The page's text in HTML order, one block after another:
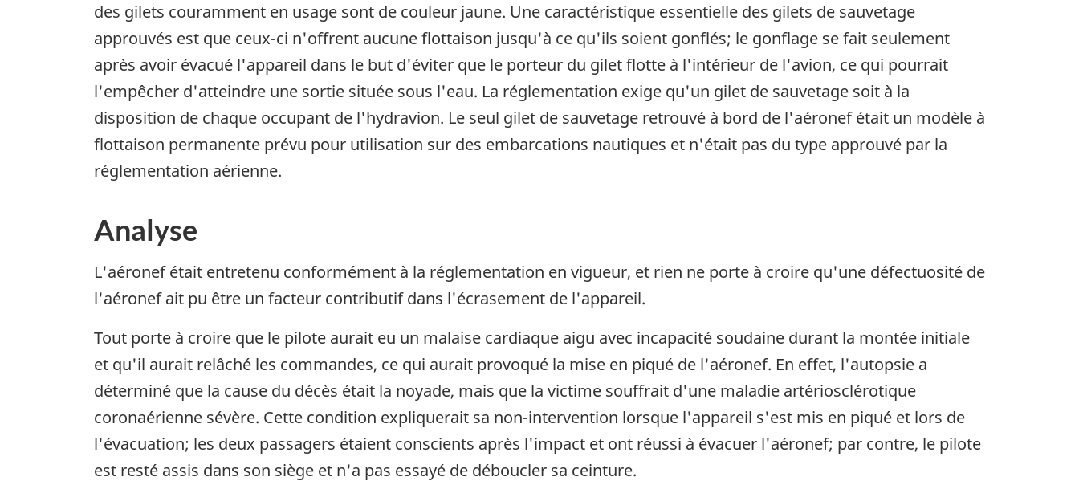
des gilets couramment en usage sont de couleur jaune. Une caractéristique essentielle des gilets de sauvetage
approuvés est que ceux-ci n'offrent aucune flottaison jusqu'à ce qu'ils soient gonflés; le gonflage se fait seulement
après avoir évacué l'appareil dans le but d'éviter que le porteur du gilet flotte à l'intérieur de l'avion, ce qui pourrait
l'empêcher d'atteindre une sortie située sous l'eau. La réglementation exige qu'un gilet de sauvetage soit à la
disposition de chaque occupant de l'hydravion. Le seul gilet de sauvetage retrouvé à bord de l'aéronef était un modèle à
flottaison permanente prévu pour utilisation sur des embarcations nautiques et n'était pas du type approuvé par la
réglementation aérienne.
Analyse
L'aéronef était entretenu conformément à la réglementation en vigueur, et rien ne porte à croire qu'une défectuosité de
l'aéronef ait pu être un facteur contributif dans l'écrasement de l'appareil.
Tout porte à croire que le pilote aurait eu un malaise cardiaque aigu avec incapacité soudaine durant la montée initiale
et qu'il aurait relâché les commandes, ce qui aurait provoqué la mise en piqué de l'aéronef. En effet, l'autopsie a
déterminé que la cause du décès était la noyade, mais que la victime souffrait d'une maladie artériosclérotique
coronaérienne sévère. Cette condition expliquerait sa non-intervention lorsque l'appareil s'est mis en piqué et lors de
l'évacuation; les deux passagers étaient conscients après l'impact et ont réussi à évacuer l'aéronef; par contre, le pilote
est resté assis dans son siège et n'a pas essayé de déboucler sa ceinture.